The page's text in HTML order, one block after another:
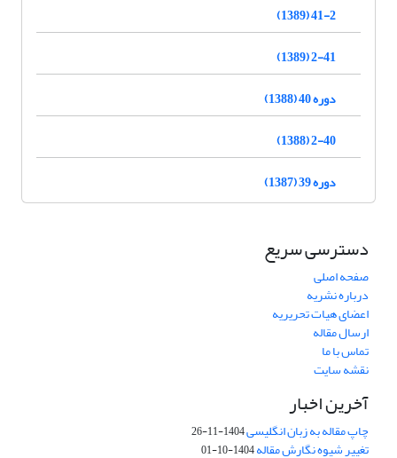
41-2 (1389)
2-41 (1389)
دوره 40 (1388)
2-40 (1388)
دوره 39 (1387)
دسترسی سریع
صفحه اصلی
درباره نشریه
اعضای هیات تحریریه
ارسال مقاله
تماس با ما
نقشه سایت
آخرین اخبار
چاپ مقاله به زبان انگلیسی1404-11-26
تغییر شیوه نگارش مقاله1404-10-01